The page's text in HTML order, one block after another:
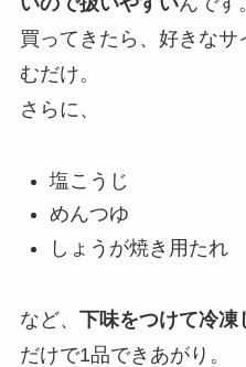
買ってきたら、好きな
むだけ。
さらに、
塩こうじ
めんつゆ
しょうが焼き用たれ
など、 下味をつけて冷凍
だけで1品できあがり。